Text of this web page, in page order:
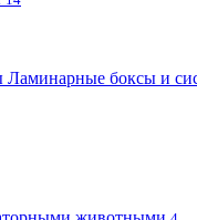
Ламинарные боксы и